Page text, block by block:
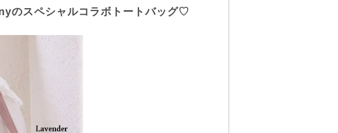
スペシャルコラボトートバッグ♡